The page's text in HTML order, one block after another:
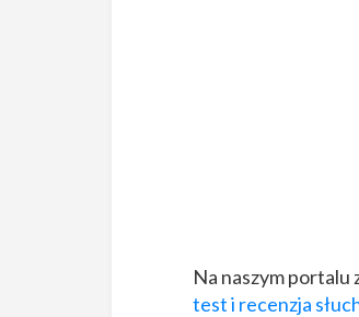
Na naszym portalu
test i recenzja